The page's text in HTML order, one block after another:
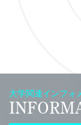
大学関連インフォ